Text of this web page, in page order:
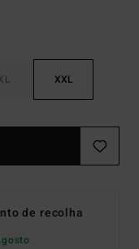
XXL
de recolha